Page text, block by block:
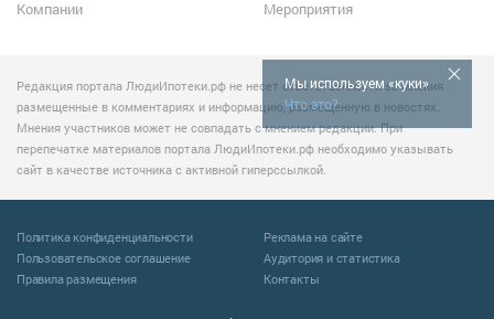
Мы используем «куки»
Что это?
Компании
Мероприятия
Редакция портала ЛюдиИпотеки.рф не несет ответственности за мнения
размещенные в комментариях и информацию, размещенную в новостях.
Мнения участников может не совпадать с мнением редакции. При
перепечатке материалов портала ЛюдиИпотеки.рф необходимо указывать
сайт в качестве источника с активной гиперссылкой.
Политика конфиденциальности
Пользовательское соглашение
Правила размещения
Реклама на сайте
Аудитория и статистика
Контакты